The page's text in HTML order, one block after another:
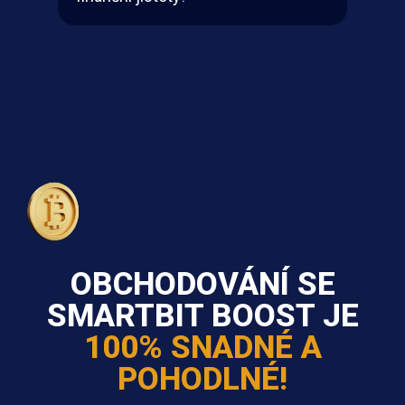
OBCHODOVÁNÍ SE
SMARTBIT BOOST JE
100% SNADNÉ A
POHODLNÉ!